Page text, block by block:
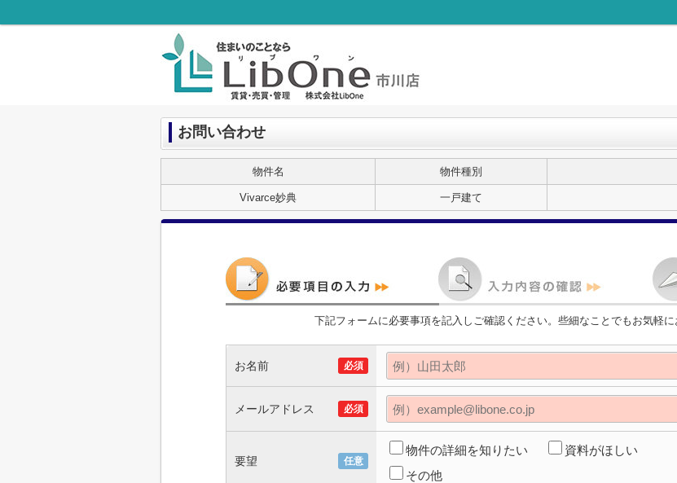
お問い合わせ
物件名 物件種別
Vivarce妙典 一戸建て
下記フォームに必要事項を記入しご確認ください。些細なことでもお気軽
お名前 必須
メールアドレス 必須
要望 任意
物件の詳細を知りたい 資料がほしい
その他